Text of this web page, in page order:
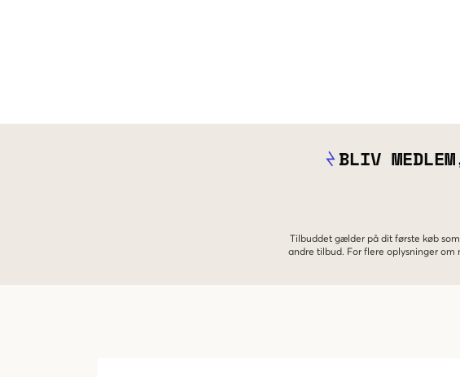
BLIV
Tilbuddet gælder på dit første køb
andre tilbud. For flere oplysninger om